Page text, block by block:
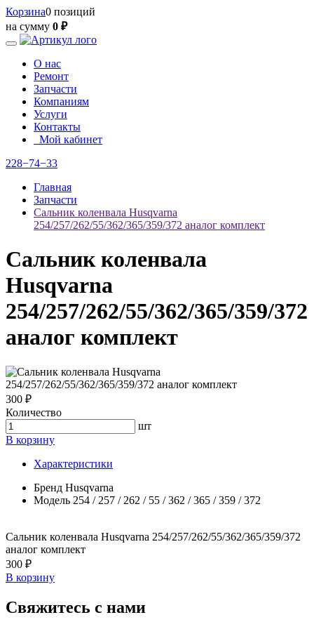
Корзина0 позиций
на сумму 0 ₽
О нас
Ремонт
Запчасти
Компаниям
Услуги
Контакты
Мой кабинет
228−74−33
Главная
Запчасти
Сальник коленвала Husqvarna
254/257/262/55/362/365/359/372 аналог комплект
Сальник коленвала
Husqvarna
254/257/262/55/362/365/359/372
аналог комплект
300 ₽
Количество
шт
В корзину
Характеристики
Бренд Husqvarna
Модель 254 / 257 / 262 / 55 / 362 / 365 / 359 / 372
Сальник коленвала Husqvarna 254/257/262/55/362/365/359/372
аналог комплект
300 ₽
В корзину
Свяжитесь с нами